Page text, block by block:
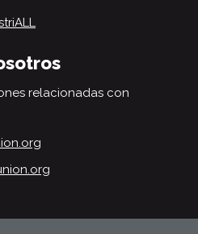
relacionadas con